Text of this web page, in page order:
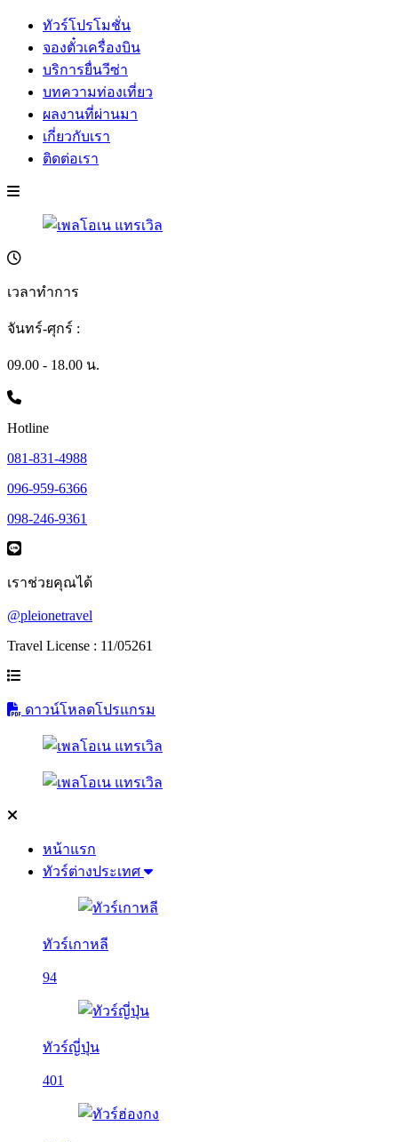
ทัวร์โปรโมชั่น
จองตั๋วเครื่องบิน
บริการยื่นวีซ่า
บทความท่องเที่ยว
ผลงานที่ผ่านมา
เกี่ยวกับเรา
ติดต่อเรา
เวลาทำการ
จันทร์-ศุกร์ :
09.00 - 18.00 น.
Hotline
081-831-4988
096-959-6366
098-246-9361
เราช่วยคุณได้
@pleionetravel
Travel License : 11/05261
ดาวน์โหลดโปรแกรม
หน้าแรก
ทัวร์ต่างประเทศ
ทัวร์เกาหลี
94
ทัวร์ญี่ปุ่น
401